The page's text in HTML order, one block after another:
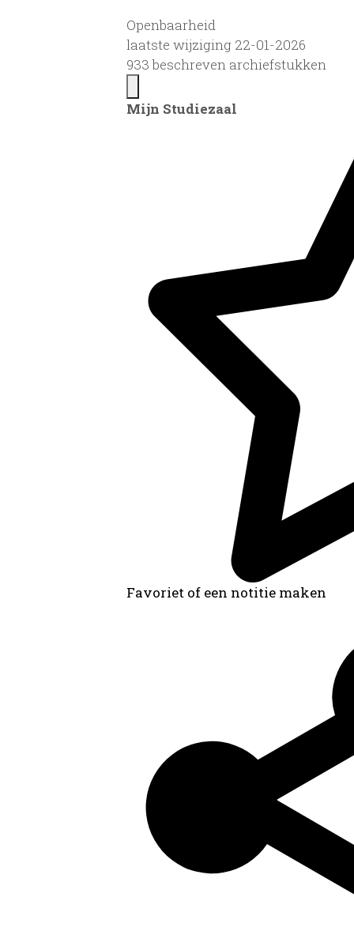
Openbaarheid
laatste wijziging 22-01-2026
933 beschreven archiefstukken
Mijn Studiezaal
Favoriet of een notitie maken